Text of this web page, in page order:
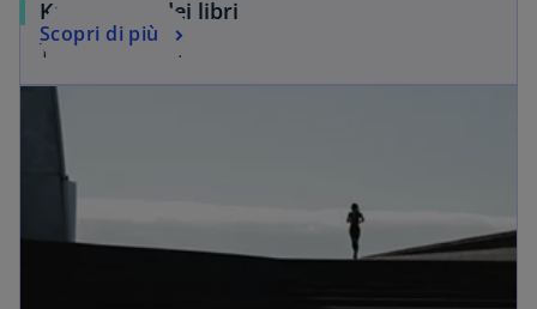
Kapannone dei libri
Tutti a leggere!
Scopri di più